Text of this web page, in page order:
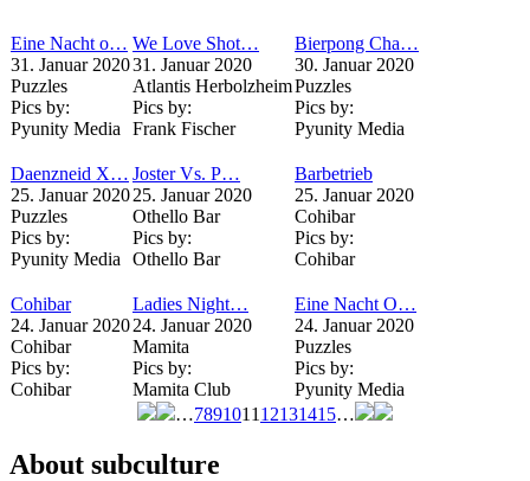
Eine Nacht o…
31. Januar 2020
Puzzles
Pics by:
Pyunity Media
We Love Shot…
31. Januar 2020
Atlantis Herbolzheim
Pics by:
Frank Fischer
Bierpong Cha…
30. Januar 2020
Puzzles
Pics by:
Pyunity Media
Daenzneid X…
25. Januar 2020
Puzzles
Pics by:
Pyunity Media
Joster Vs. P…
25. Januar 2020
Othello Bar
Pics by:
Othello Bar
Barbetrieb
25. Januar 2020
Cohibar
Pics by:
Cohibar
Cohibar
24. Januar 2020
Cohibar
Pics by:
Cohibar
Ladies Night…
24. Januar 2020
Mamita
Pics by:
Mamita Club
Eine Nacht O…
24. Januar 2020
Puzzles
Pics by:
Pyunity Media
…7891011 12131415…
About subculture